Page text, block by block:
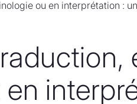
ou en interprétation :